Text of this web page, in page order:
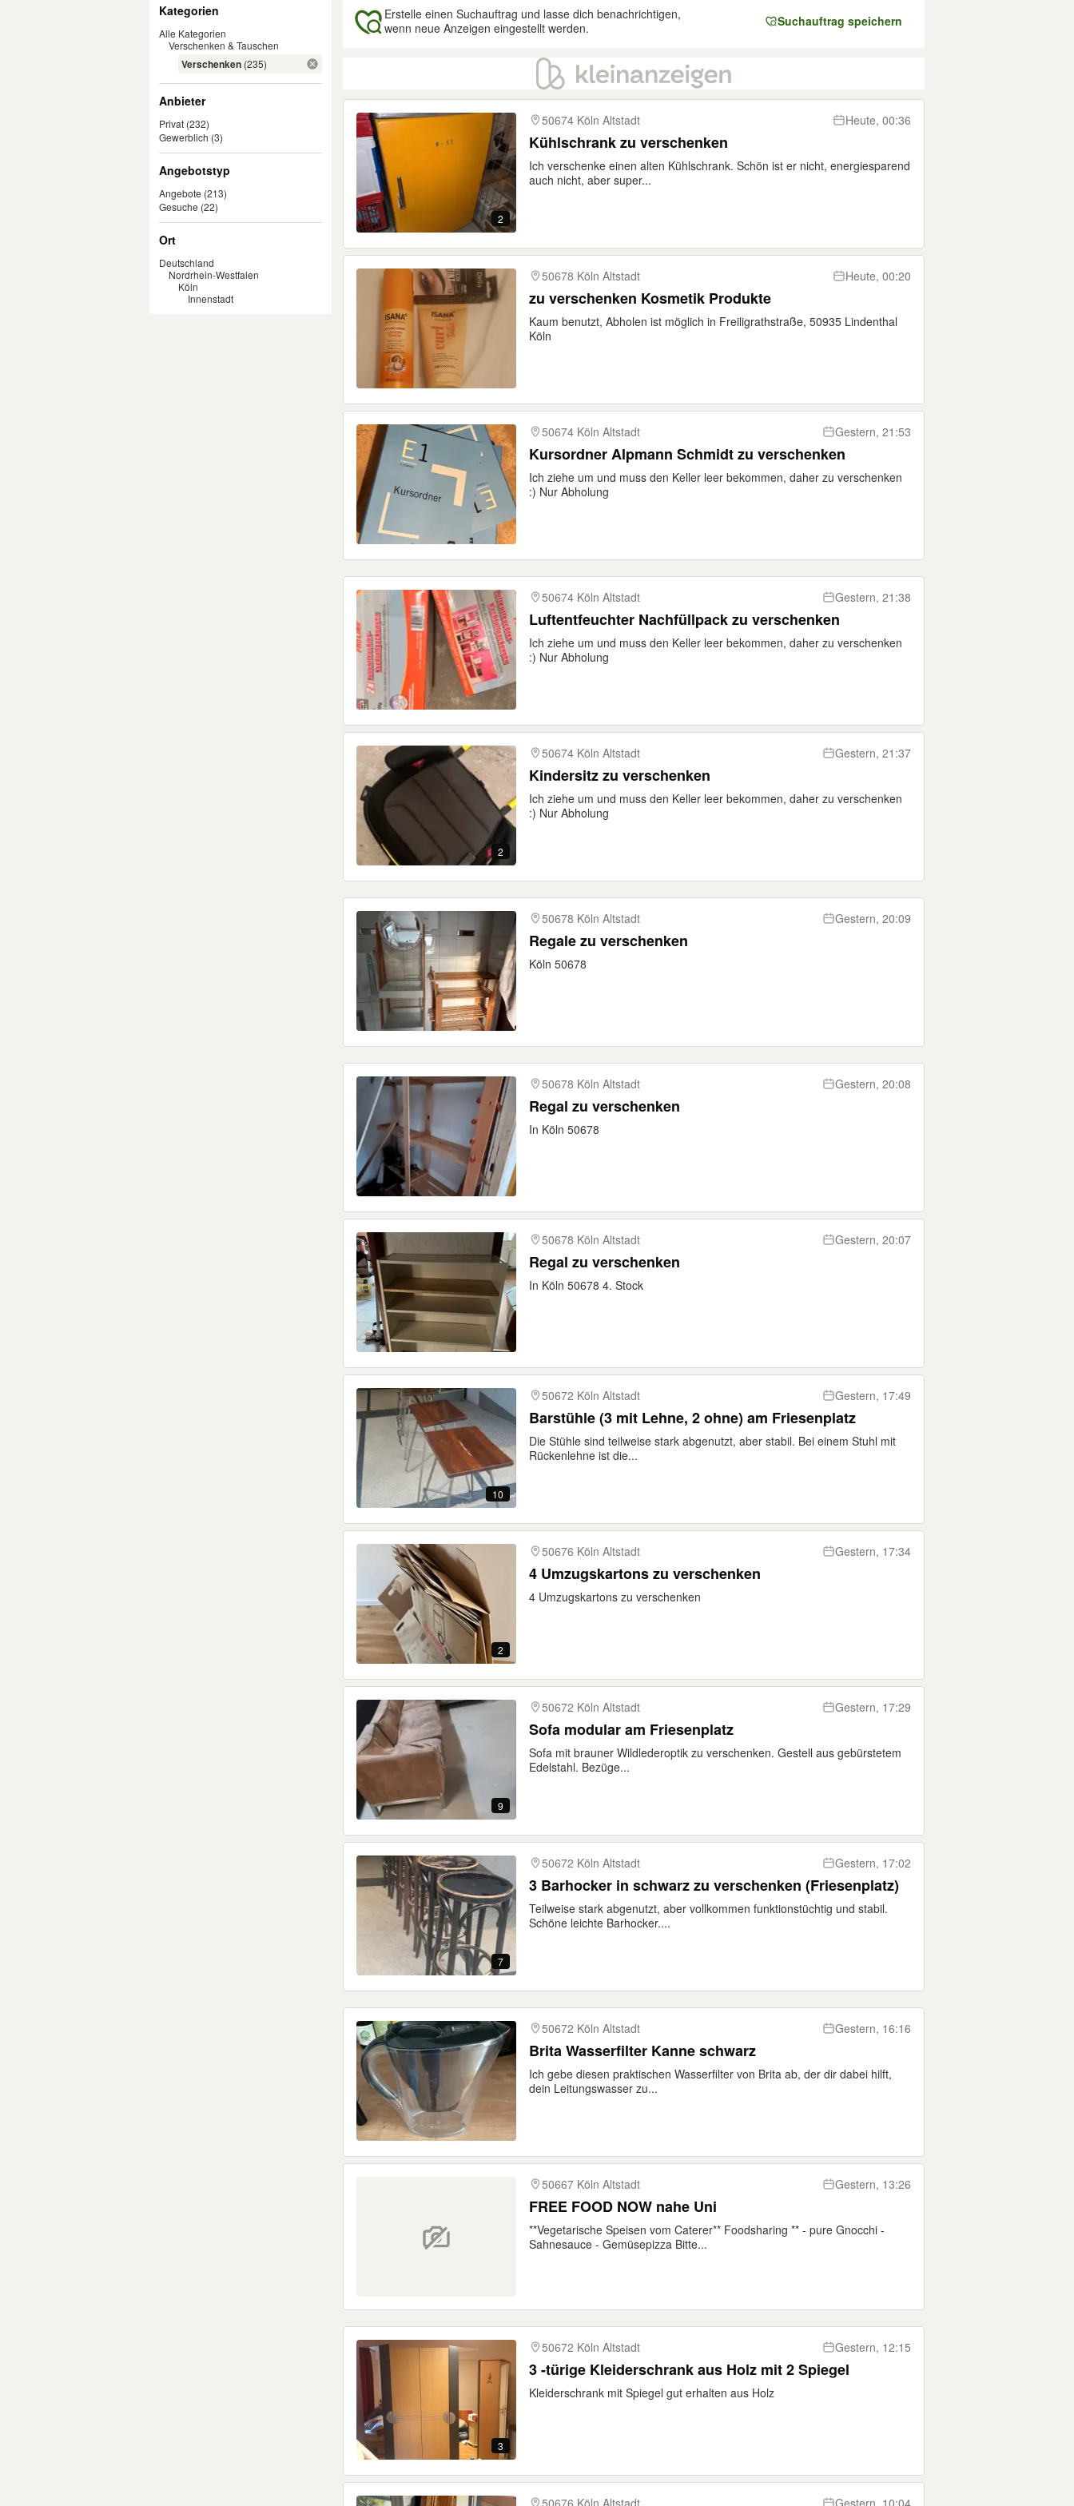
Kategorien
Alle Kategorien
Verschenken & Tauschen
Verschenken (235)
Anbieter
Privat (232)
Gewerblich (3)
Angebotstyp
Angebote (213)
Gesuche (22)
Ort
Deutschland
Nordrhein-Westfalen
Köln
Innenstadt
Erstelle einen Suchauftrag und lasse dich benachrichtigen,
wenn neue Anzeigen eingestellt werden.
Suchauftrag speichern
Ergebnisse
2
50674 Köln Altstadt Heute, 00:36
Kühlschrank zu verschenken
Ich verschenke einen alten Kühlschrank. Schön ist er nicht, energiesparend
auch nicht, aber super...
50678 Köln Altstadt Heute, 00:20
zu verschenken Kosmetik Produkte
Kaum benutzt, Abholen ist möglich in Freiligrathstraße, 50935 Lindenthal
Köln
50674 Köln Altstadt Gestern, 21:53
Kursordner Alpmann Schmidt zu verschenken
Ich ziehe um und muss den Keller leer bekommen, daher zu verschenken
:) Nur Abholung
50674 Köln Altstadt Gestern, 21:38
Luftentfeuchter Nachfüllpack zu verschenken
Ich ziehe um und muss den Keller leer bekommen, daher zu verschenken
:) Nur Abholung
2
50674 Köln Altstadt Gestern, 21:37
Kindersitz zu verschenken
Ich ziehe um und muss den Keller leer bekommen, daher zu verschenken
:) Nur Abholung
50678 Köln Altstadt Gestern, 20:09
Regale zu verschenken
Köln 50678
50678 Köln Altstadt Gestern, 20:08
Regal zu verschenken
In Köln 50678
50678 Köln Altstadt Gestern, 20:07
Regal zu verschenken
In Köln 50678 4. Stock
10
50672 Köln Altstadt Gestern, 17:49
Barstühle (3 mit Lehne, 2 ohne) am Friesenplatz
Die Stühle sind teilweise stark abgenutzt, aber stabil. Bei einem Stuhl mit
Rückenlehne ist die...
2
50676 Köln Altstadt Gestern, 17:34
4 Umzugskartons zu verschenken
4 Umzugskartons zu verschenken
9
50672 Köln Altstadt Gestern, 17:29
Sofa modular am Friesenplatz
Sofa mit brauner Wildlederoptik zu verschenken. Gestell aus gebürstetem
Edelstahl. Bezüge...
7
50672 Köln Altstadt Gestern, 17:02
3 Barhocker in schwarz zu verschenken (Friesenplatz)
Teilweise stark abgenutzt, aber vollkommen funktionstüchtig und stabil.
Schöne leichte Barhocker....
50672 Köln Altstadt Gestern, 16:16
Brita Wasserfilter Kanne schwarz
Ich gebe diesen praktischen Wasserfilter von Brita ab, der dir dabei hilft,
dein Leitungswasser zu...
50667 Köln Altstadt Gestern, 13:26
FREE FOOD NOW nahe Uni
**Vegetarische Speisen vom Caterer** Foodsharing ** - pure Gnocchi -
Sahnesauce - Gemüsepizza Bitte...
3
50672 Köln Altstadt Gestern, 12:15
3 -türige Kleiderschrank aus Holz mit 2 Spiegel
Kleiderschrank mit Spiegel gut erhalten aus Holz
50676 Köln Altstadt Gestern, 10:04